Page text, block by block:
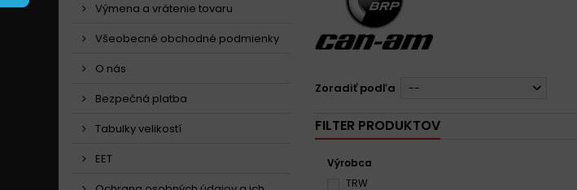
Výmena a vrátenie tovaru
Všeobecné obchodné podmienky
O nás
Bezpečná platba
Tabulky velikostí
EET
Zoradiť podľa --
FILTER PRODUKTOV
Výrobca
TRW